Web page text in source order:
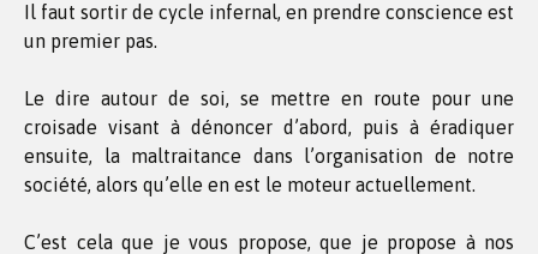
Il faut sortir de cycle infernal, en prendre conscience est
un premier pas.
Le dire autour de soi, se mettre en route pour une
croisade visant à dénoncer d’abord, puis à éradiquer
ensuite, la maltraitance dans l’organisation de notre
société, alors qu’elle en est le moteur actuellement.
C’est cela que je vous propose, que je propose à nos